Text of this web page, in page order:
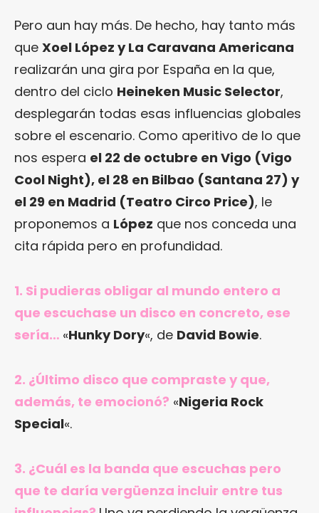
Pero aun hay más. De hecho, hay tanto más
que Xoel López y La Caravana Americana
realizarán una gira por España en la que,
dentro del ciclo Heineken Music Selector,
desplegarán todas esas influencias globales
sobre el escenario. Como aperitivo de lo que
nos espera el 22 de octubre en Vigo (Vigo
Cool Night), el 28 en Bilbao (Santana 27) y
el 29 en Madrid (Teatro Circo Price), le
proponemos a López que nos conceda una
cita rápida pero en profundidad.
1. Si pudieras obligar al mundo entero a
que escuchase un disco en concreto, ese
sería… «Hunky Dory«, de David Bowie.
2. ¿Último disco que compraste y que,
además, te emocionó? «Nigeria Rock
Special«.
3. ¿Cuál es la banda que escuchas pero
que te daría vergüenza incluir entre tus